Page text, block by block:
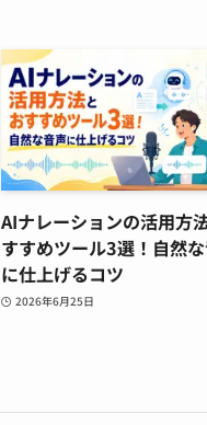
AIナレーションの活用方
すすめツール3選！自然
に仕上げるコツ
2026年6月25日